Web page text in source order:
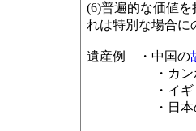
(6)普遍的な価値
れは特別な場合に
遺産例 ・中国の
・カンボ
・イギリ
・日本